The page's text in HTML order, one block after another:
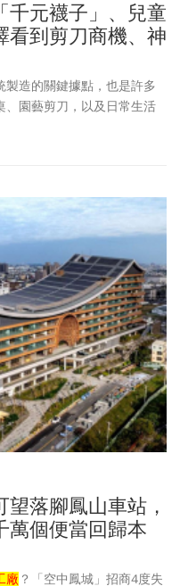
千元襪子」、兒童
看到剪刀商機、神
製造的關鍵據點，也是許多
、園藝剪刀，以及日常生活
企業面臨轉型，經營者也
望落腳鳳山車站，
萬個便當回歸本
廠 ？「空中鳳城」招商4度失